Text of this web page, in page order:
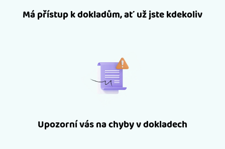
Má přístup k dokladům, ať už jste kdekoliv
Upozorní vás na chyby v dokladech